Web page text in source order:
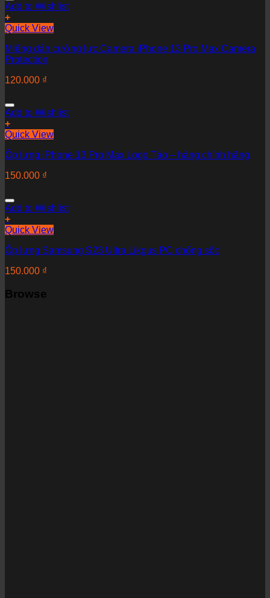
Add to Wishlist
+
Quick View
Miếng dán cường lực Camera iPhone 13 Pro Max Camera
Protection
120.000 ₫
Add to Wishlist
+
Quick View
Ốp lưng iPhone 13 Pro Max Logo Táo – hàng chính hãng
150.000 ₫
Add to Wishlist
+
Quick View
Ốp lưng Samsung S23 Ultra Likgus PC chống sốc
150.000 ₫
Browse